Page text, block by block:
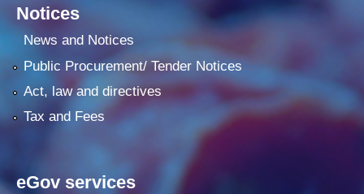
Notices
News and Notices
Public Procurement/ Tender Notices
Act, law and directives
Tax and Fees
eGov services